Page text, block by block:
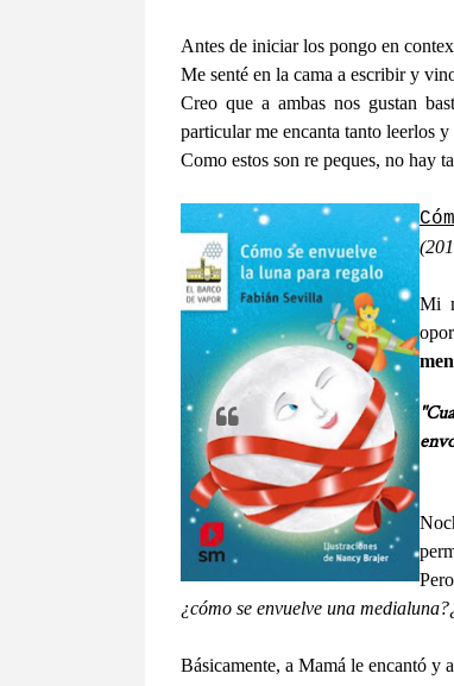
Antes de iniciar los pongo en
Me senté en la cama a escribir y
Creo que a ambas nos gustan
particular me encanta tanto leerlos y
Como estos son re peques, no hay
Mi
¿cómo se envuelve una
Básicamente, a Mamá le encantó y